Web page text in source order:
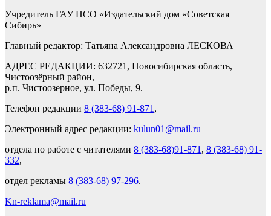
Учредитель ГАУ НСО «Издательский дом «Советская
Сибирь»
Главный редактор: Татьяна Александровна ЛЕСКОВА
АДРЕС РЕДАКЦИИ: 632721, Новосибирская область,
Чистоозёрный район,
р.п. Чистоозерное, ул. Победы, 9.
Телефон редакции 8 (383-68) 91-871 ,
Электронный адрес редакции: kulun01@mail.ru
отдела по работе с читателями 8 (383-68)91-871 , 8 (383-68) 91-
332,
отдел рекламы 8 (383-68) 97-296.
Kn-reklama@mail.ru